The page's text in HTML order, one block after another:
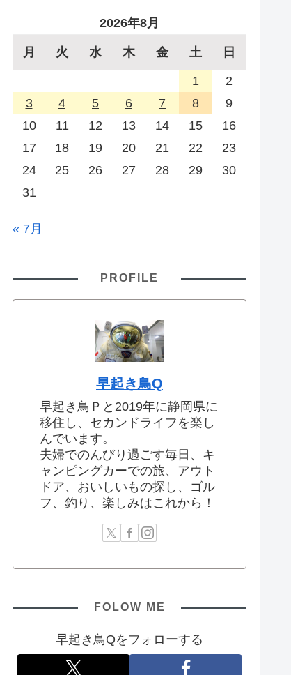
2026年8月
月 火 水 木 金 土 日
1
2
3
4 5 6 7 8
9
10
11 12 13 14 15
16
17
18 19 20 21 22
23
24
25 26 27 28 29
30
31
« 7月
PROFILE
早起き鳥Q
早起き鳥Ｐと2019年に静岡県に
移住し、セカンドライフを楽し
んでいます。
夫婦でのんびり過ごす毎日、キ
ャンピングカーでの旅、アウト
ドア、おいしいもの探し、ゴル
フ、釣り、楽しみはこれから！
FOLOW ME
早起き鳥Qをフォローする